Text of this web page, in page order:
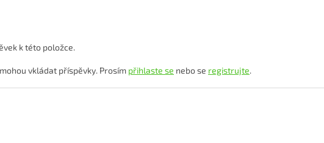
k této položce.
vkládat příspěvky. Prosím přihlaste se nebo se registrujte.